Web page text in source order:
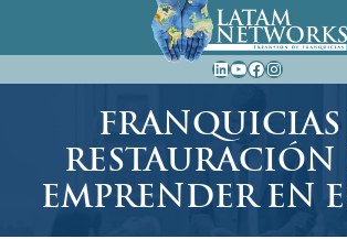
al
LinkedIn
YouTube
Facebook
Instagram
FRANQUICIAS
RESTAURACIÓN
EMPRENDER EN